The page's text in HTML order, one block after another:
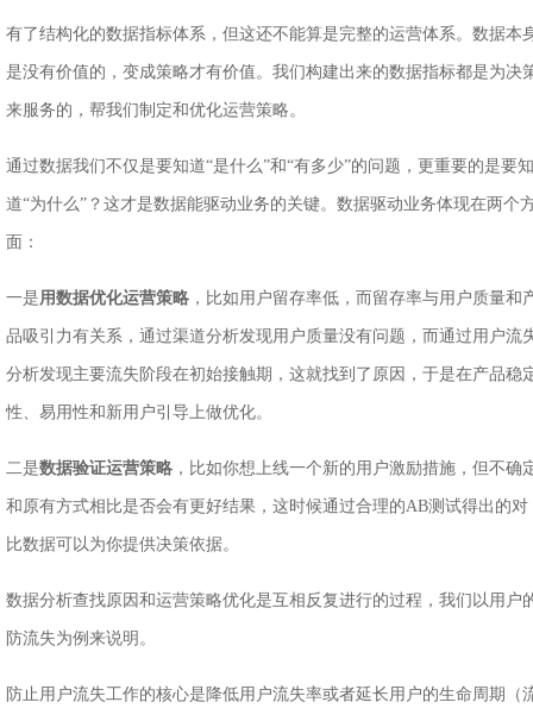
有了结构化的数据指标体系，但这还不能算是完整的运营体系。数据本
是没有价值的，变成策略才有价值。我们构建出来的数据指标都是为决
来服务的，帮我们制定和优化运营策略。
通过数据我们不仅是要知道“是什么”和“有多少”的问题，更重要的是要知
道“为什么”？这才是数据能驱动业务的关键。数据驱动业务体现在两个
面：
一是用数据优化运营策略 ，比如用户留存率低，而留存率与用户质量和
品吸引力有关系，通过渠道分析发现用户质量没有问题，而通过用户流
分析发现主要流失阶段在初始接触期，这就找到了原因，于是在产品稳
性、易用性和新用户引导上做优化。
二是数据验证运营策略 ，比如你想上线一个新的用户激励措施，但不确
和原有方式相比是否会有更好结果，这时候通过合理的AB测试得出的对
比数据可以为你提供决策依据。
数据分析查找原因和运营策略优化是互相反复进行的过程，我们以用户
防流失为例来说明。
防止用户流失工作的核心是降低用户流失率或者延长用户的生命周期（